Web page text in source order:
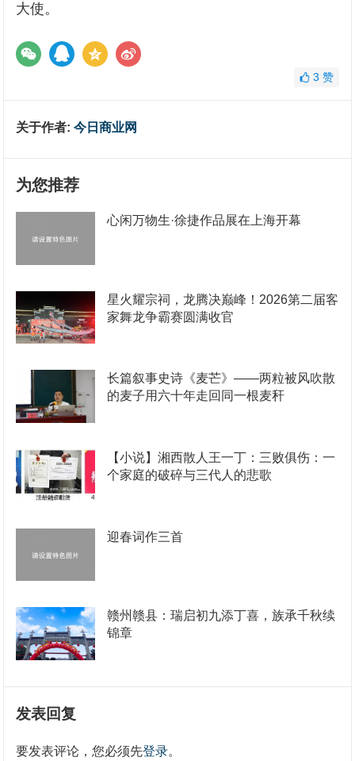
大使。
3 赞
关于作者:今日商业网
为您推荐
心闲万物生·徐捷作品展在上海开幕
星火耀宗祠，龙腾决巅峰！2026第二届客
家舞龙争霸赛圆满收官
长篇叙事史诗《麦芒》——两粒被风吹散
的麦子用六十年走回同一根麦秆
【小说】湘西散人王一丁：三败俱伤：一
个家庭的破碎与三代人的悲歌
迎春词作三首
赣州赣县：瑞启初九添丁喜，族承千秋续
锦章
发表回复
要发表评论，您必须先登录。